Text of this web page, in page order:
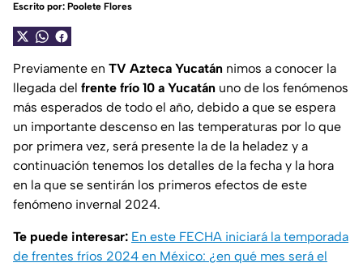
Escrito por: Poolete Flores
Previamente en TV Azteca Yucatán nimos a conocer la
llegada del frente frío 10 a Yucatán uno de los fenómenos
más esperados de todo el año, debido a que se espera
un importante descenso en las temperaturas por lo que
por primera vez, será presente la de la heladez y a
continuación tenemos los detalles de la fecha y la hora
en la que se sentirán los primeros efectos de este
fenómeno invernal 2024.
Te puede interesar: En este FECHA iniciará la temporada
de frentes fríos 2024 en México: ¿en qué mes será el